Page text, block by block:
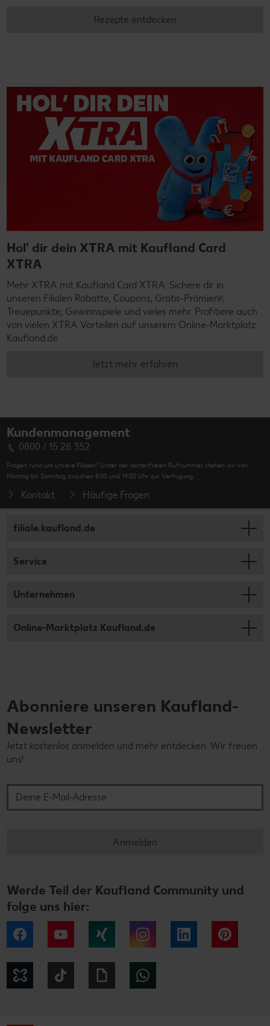
Rezepte entdecken
Hol' dir dein XTRA mit Kaufland Card
XTRA
Mehr XTRA mit Kaufland Card XTRA: Sichere dir in
unseren Filialen Rabatte, Coupons, Gratis-Prämienᵖ,
Treuepunkte, Gewinnspiele und vieles mehr. Profitiere auch
von vielen XTRA Vorteilen auf unserem Online-Marktplatz
Kaufland.de
Jetzt mehr erfahren
Kundenmanagement
0800 / 15 28 352
Fragen rund um unsere Filialen? Unter der kostenfreien Rufnummer stehen wir von
Montag bis Samstag zwischen 8:00 und 19:00 Uhr zur Verfügung.
Kontakt Häufige Fragen
filiale.kaufland.de
Service
Unternehmen
Online-Marktplatz Kaufland.de
Abonniere unseren Kaufland-
Newsletter
Jetzt kostenlos anmelden und mehr entdecken. Wir freuen
uns!
Anmelden
Werde Teil der Kaufland Community und
folge uns hier:
Facebook YouTube Instagram LinkedIn
Kununu Giphy